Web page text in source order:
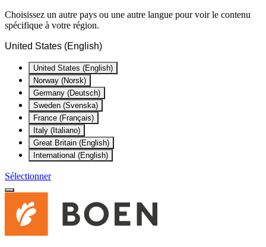
Choisissez un autre pays ou une autre langue pour voir le contenu
spécifique à votre région.
United States (English)
United States (English)
Norway (Norsk)
Germany (Deutsch)
Sweden (Svenska)
France (Français)
Italy (Italiano)
Great Britain (English)
International (English)
Sélectionner